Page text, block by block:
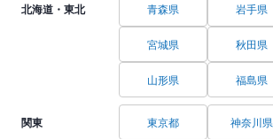
北海道・東北 青森県 岩手県
宮城県 秋田県
山形県 福島県
関東 東京都 神奈川県